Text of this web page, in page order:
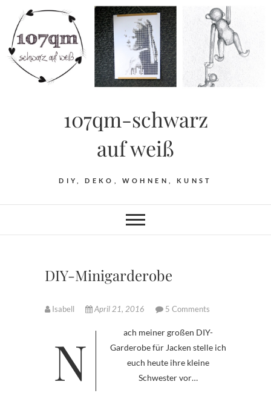
content
107qm-schwarz
auf weiß
DIY, DEKO, WOHNEN, KUNST
DIY-Minigarderobe
Isabell April 21, 2016 5 Comments
Nach meiner großen DIY-
Garderobe für Jacken stelle ich
euch heute ihre kleine
Schwester vor…